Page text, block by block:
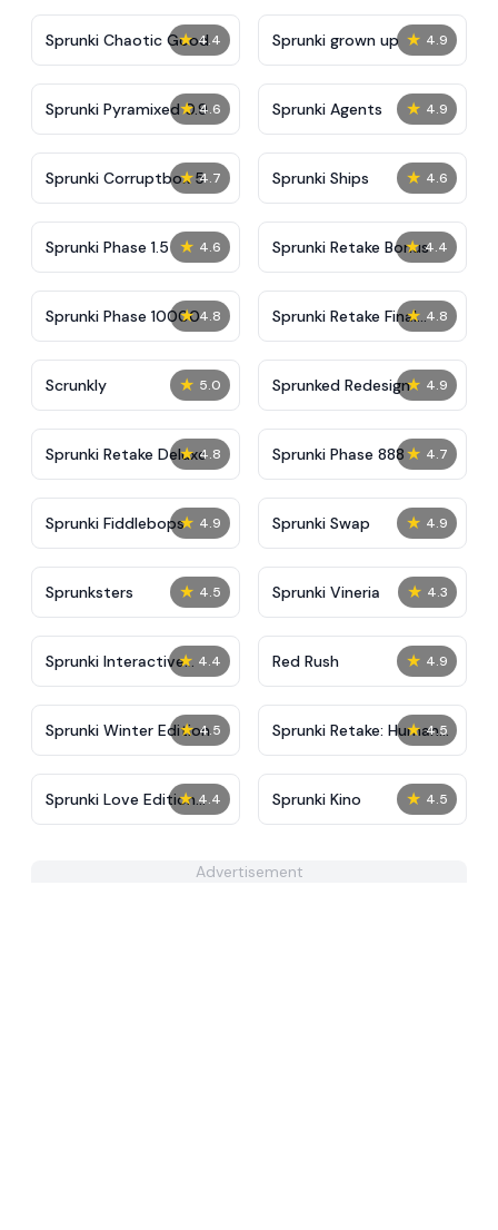
★ 4.4
Sprunki Chaotic Good ★ 4.9
Sprunki grown up
★ 4.6
Sprunki Pyramixed 0.9 ★ 4.9
Sprunki Agents
★ 4.7
Sprunki Corruptbox 5 ★ 4.6
Sprunki Ships
★ 4.6
Sprunki Phase 1.5 ★ 4.4
Sprunki Retake Bonus
★ 4.8
Sprunki Phase 10000 ★ 4.8
Sprunki Retake Final
Update
★ 5.0
Scrunkly ★ 4.9
Sprunked Redesign
★ 4.8
Sprunki Retake Deluxe ★ 4.7
Sprunki Phase 888
★ 4.9
Sprunki Fiddlebops ★ 4.9
Sprunki Swap
★ 4.5
Sprunksters ★ 4.3
Sprunki Vineria
★ 4.4
Sprunki Interactive
Tunner
★ 4.9
Red Rush
★ 4.5
Sprunki Winter Edition ★ 4.5
Sprunki Retake: Human
Edition
★ 4.4
Sprunki Love Edition
Pinki Oren
★ 4.5
Sprunki Kino
Advertisement